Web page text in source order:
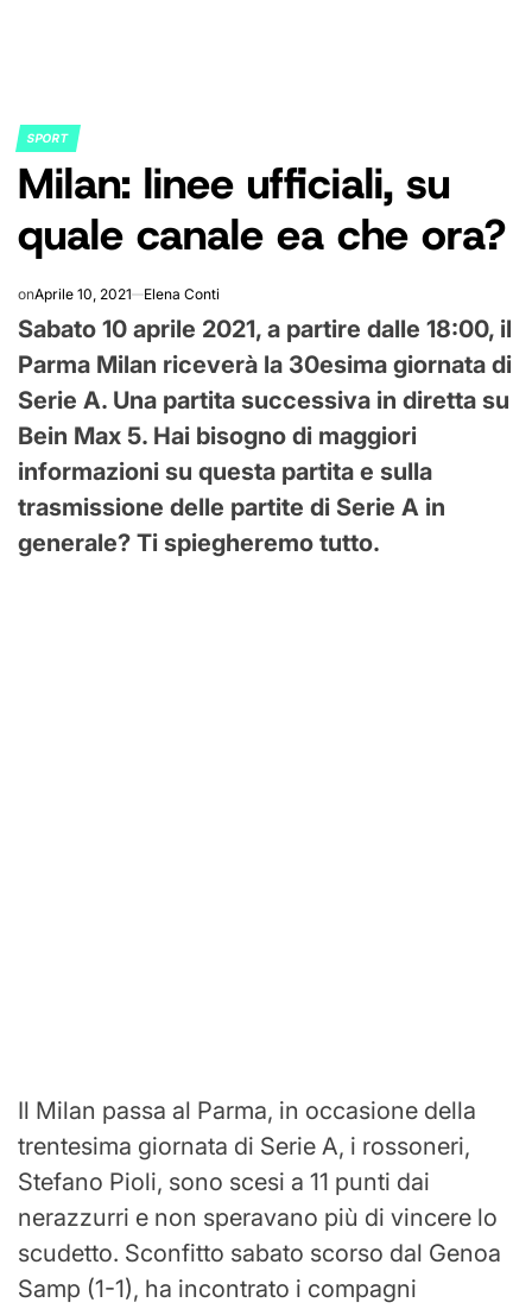
POSTED
IN
SPORT
Milan: linee ufficiali, su
quale canale ea che ora?
onAprile 10, 2021 Elena Conti
Sabato 10 aprile 2021, a partire dalle 18:00, il
Parma Milan riceverà la 30esima giornata di
Serie A. Una partita successiva in diretta su
Bein Max 5. Hai bisogno di maggiori
informazioni su questa partita e sulla
trasmissione delle partite di Serie A in
generale? Ti spiegheremo tutto.
Il Milan passa al Parma, in occasione della
trentesima giornata di Serie A, i rossoneri,
Stefano Pioli, sono scesi a 11 punti dai
nerazzurri e non speravano più di vincere lo
scudetto. Sconfitto sabato scorso dal Genoa
Samp (1-1), ha incontrato i compagni